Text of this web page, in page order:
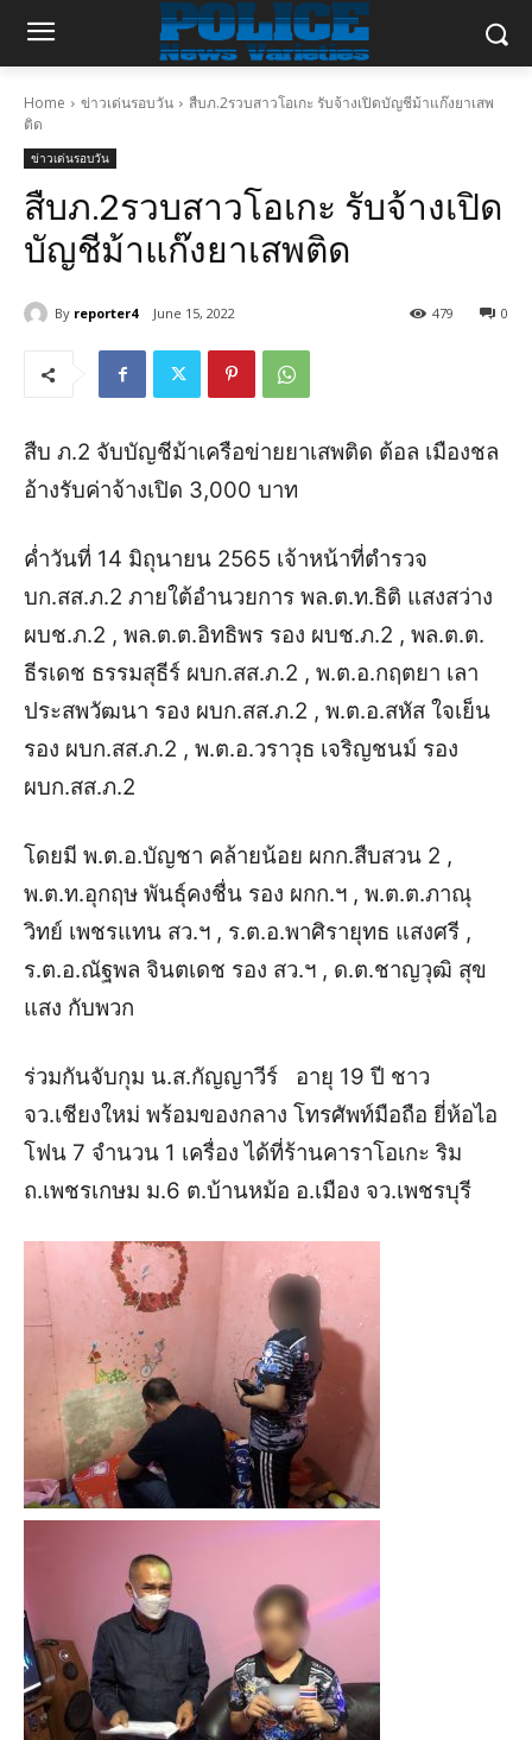
Home ข่าวเด่นรอบวัน
สืบภ.2รวบสาวโอเกะ รับจ้างเปิดบัญชีม้าแก๊งยาเสพ
ติด
ข่าวเด่นรอบวัน
สืบภ.2รวบสาวโอเกะ รับจ้างเปิด
บัญชีม้าแก๊งยาเสพติด
By reporter4 June 15, 2022 0
479
สืบ ภ.2 จับบัญชีม้าเครือข่ายยาเสพติด ต้อล เมืองชล
อ้างรับค่าจ้างเปิด 3,000 บาท
ค่ำวันที่ 14 มิถุนายน 2565 เจ้าหน้าที่ตำรวจ
บก.สส.ภ.2 ภายใต้อำนวยการ พล.ต.ท.ธิติ แสงสว่าง
ผบช.ภ.2 , พล.ต.ต.อิทธิพร รอง ผบช.ภ.2 , พล.ต.ต.
ธีรเดช ธรรมสุธีร์ ผบก.สส.ภ.2 , พ.ต.อ.กฤตยา เลา
ประสพวัฒนา รอง ผบก.สส.ภ.2 , พ.ต.อ.สหัส ใจเย็น
รอง ผบก.สส.ภ.2 , พ.ต.อ.วราวุธ เจริญชนม์ รอง
ผบก.สส.ภ.2
โดยมี พ.ต.อ.บัญชา คล้ายน้อย ผกก.สืบสวน 2 ,
พ.ต.ท.อุกฤษ พันธุ์คงชื่น รอง ผกก.ฯ , พ.ต.ต.ภาณุ
วิทย์ เพชรแทน สว.ฯ , ร.ต.อ.พาศิรายุทธ แสงศรี ,
ร.ต.อ.ณัฐพล จินตเดช รอง สว.ฯ , ด.ต.ชาญวุฒิ สุข
แสง กับพวก
ร่วมกันจับกุม น.ส.กัญญาวีร์ อายุ 19 ปี ชาว
จว.เชียงใหม่ พร้อมของกลาง โทรศัพท์มือถือ ยี่ห้อไอ
โฟน 7 จำนวน 1 เครื่อง ได้ที่ร้านคาราโอเกะ ริม
ถ.เพชรเกษม ม.6 ต.บ้านหม้อ อ.เมือง จว.เพชรบุรี